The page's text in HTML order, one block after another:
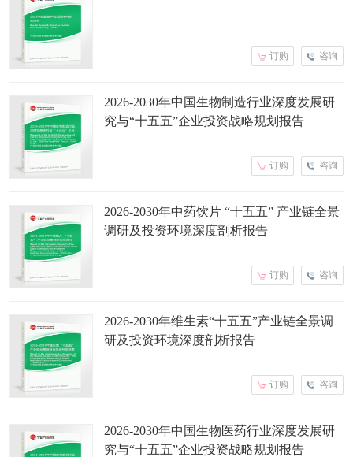
咨询
订购
2026-2030年中国生物制造行业深度发展研
究与“十五五”企业投资战略规划报告
咨询
订购
2026-2030年中药饮片 “十五五” 产业链全景
调研及投资环境深度剖析报告
咨询
订购
2026-2030年维生素“十五五”产业链全景调
研及投资环境深度剖析报告
咨询
订购
2026-2030年中国生物医药行业深度发展研
究与“十五五”企业投资战略规划报告